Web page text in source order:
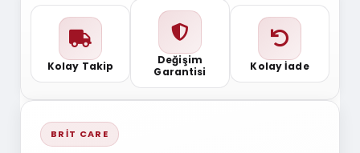
Kolay Takip
Değişim
Garantisi
Kolay İade
BRIT CARE